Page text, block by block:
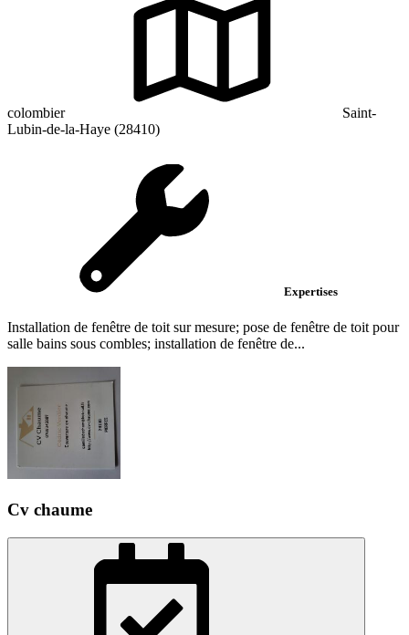
colombier
Saint-
Lubin-de-la-Haye (28410)
Expertises
Installation de fenêtre de toit sur mesure; pose de fenêtre de toit pour
salle bains sous combles; installation de fenêtre de...
Cv chaume